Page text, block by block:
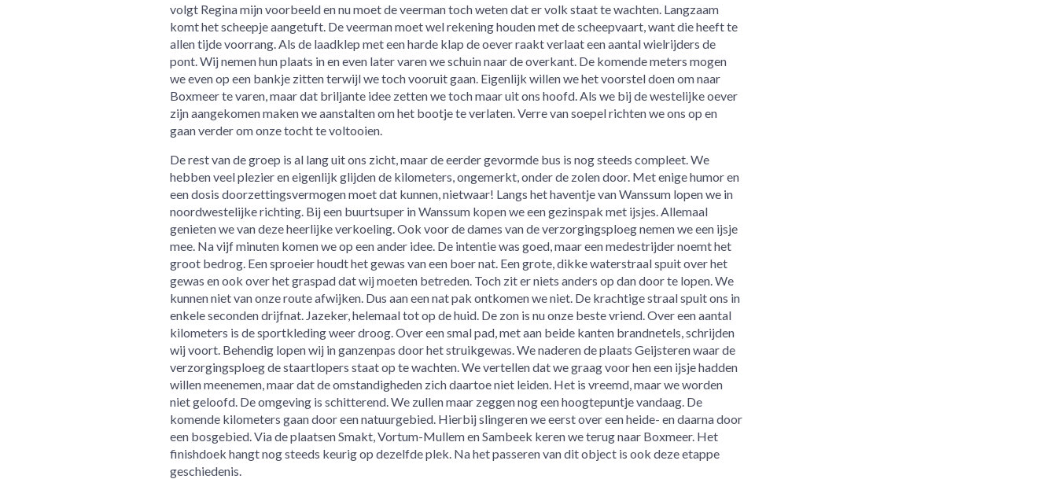
volgt Regina mijn voorbeeld en nu moet de veerman toch weten dat er volk staat te wachten. Langzaam
komt het scheepje aangetuft. De veerman moet wel rekening houden met de scheepvaart, want die heeft te
allen tijde voorrang. Als de laadklep met een harde klap de oever raakt verlaat een aantal wielrijders de
pont. Wij nemen hun plaats in en even later varen we schuin naar de overkant. De komende meters mogen
we even op een bankje zitten terwijl we toch vooruit gaan. Eigenlijk willen we het voorstel doen om naar
Boxmeer te varen, maar dat briljante idee zetten we toch maar uit ons hoofd. Als we bij de westelijke oever
zijn aangekomen maken we aanstalten om het bootje te verlaten. Verre van soepel richten we ons op en
gaan verder om onze tocht te voltooien.
De rest van de groep is al lang uit ons zicht, maar de eerder gevormde bus is nog steeds compleet. We
hebben veel plezier en eigenlijk glijden de kilometers, ongemerkt, onder de zolen door. Met enige humor en
een dosis doorzettingsvermogen moet dat kunnen, nietwaar! Langs het haventje van Wanssum lopen we in
noordwestelijke richting. Bij een buurtsuper in Wanssum kopen we een gezinspak met ijsjes. Allemaal
genieten we van deze heerlijke verkoeling. Ook voor de dames van de verzorgingsploeg nemen we een ijsje
mee. Na vijf minuten komen we op een ander idee. De intentie was goed, maar een medestrijder noemt het
groot bedrog. Een sproeier houdt het gewas van een boer nat. Een grote, dikke waterstraal spuit over het
gewas en ook over het graspad dat wij moeten betreden. Toch zit er niets anders op dan door te lopen. We
kunnen niet van onze route afwijken. Dus aan een nat pak ontkomen we niet. De krachtige straal spuit ons in
enkele seconden drijfnat. Jazeker, helemaal tot op de huid. De zon is nu onze beste vriend. Over een aantal
kilometers is de sportkleding weer droog. Over een smal pad, met aan beide kanten brandnetels, schrijden
wij voort. Behendig lopen wij in ganzenpas door het struikgewas. We naderen de plaats Geijsteren waar de
verzorgingsploeg de staartlopers staat op te wachten. We vertellen dat we graag voor hen een ijsje hadden
willen meenemen, maar dat de omstandigheden zich daartoe niet leiden. Het is vreemd, maar we worden
niet geloofd. De omgeving is schitterend. We zullen maar zeggen nog een hoogtepuntje vandaag. De
komende kilometers gaan door een natuurgebied. Hierbij slingeren we eerst over een heide- en daarna door
een bosgebied. Via de plaatsen Smakt, Vortum-Mullem en Sambeek keren we terug naar Boxmeer. Het
finishdoek hangt nog steeds keurig op dezelfde plek. Na het passeren van dit object is ook deze etappe
geschiedenis.